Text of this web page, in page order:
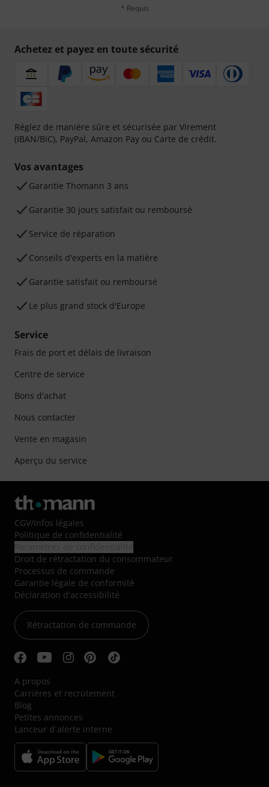
* Requis
Achetez et payez en toute sécurité
Réglez de manière sûre et sécurisée par Virement
(IBAN/BIC), PayPal, Amazon Pay ou Carte de crédit.
Vos avantages
Ga­ran­tie Thomann 3 ans
Garantie 30 jours satisfait ou remboursé
Service de réparation
Conseils d'experts en la matière
Garantie satisfait ou remboursé
Le plus grand stock d'Europe
Service
Frais de port et délais de livraison
Centre de service
Bons d'achat
Nous contacter
Vente en magasin
Aperçu du service
CGV/Infos légales
Politique de confidentialité
Droit de rétractation du consommateur
Processus de commande
Garantie légale de conformité
Déclaration d'accessibilité
Rétractation de commande
A propos
Carrières et recrutement
Blog
Petites annonces
Lanceur d´alerte interne